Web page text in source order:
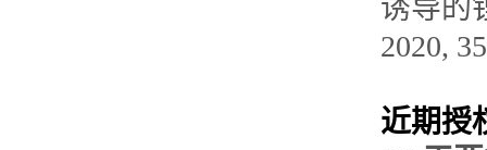
诱导的
2020,
近期授